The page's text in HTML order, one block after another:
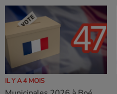
transition écologique et
l’équilibre des territoires
IL Y A 4 MOIS